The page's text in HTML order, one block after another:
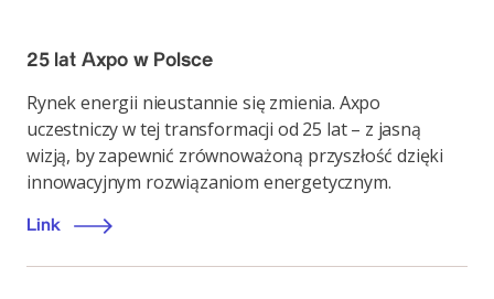
25 lat Axpo w Polsce
Rynek energii nieustannie się zmienia. Axpo
uczestniczy w tej transformacji od 25 lat – z jasną
wizją, by zapewnić zrównoważoną przyszłość dzięki
innowacyjnym rozwiązaniom energetycznym.
Link